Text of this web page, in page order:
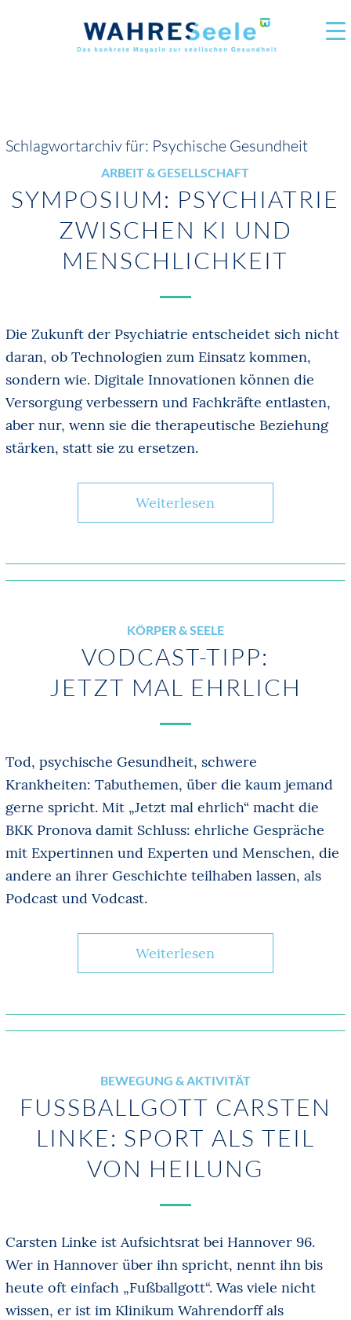
Schlagwortarchiv für: Psychische Gesundheit
ARBEIT & GESELLSCHAFT
SYMPOSIUM: PSYCHIATRIE
ZWISCHEN KI UND
MENSCHLICHKEIT
Die Zukunft der Psychiatrie entscheidet sich nicht
daran, ob Technologien zum Einsatz kommen,
sondern wie. Digitale Innovationen können die
Versorgung verbessern und Fachkräfte entlasten,
aber nur, wenn sie die therapeutische Beziehung
stärken, statt sie zu ersetzen.
Weiterlesen
KÖRPER & SEELE
VODCAST-TIPP:
JETZT MAL EHRLICH
Tod, psychische Gesundheit, schwere
Krankheiten: Tabuthemen, über die kaum jemand
gerne spricht. Mit „Jetzt mal ehrlich“ macht die
BKK Pronova damit Schluss: ehrliche Gespräche
mit Expertinnen und Experten und Menschen, die
andere an ihrer Geschichte teilhaben lassen, als
Podcast und Vodcast.
Weiterlesen
BEWEGUNG & AKTIVITÄT
FUSSBALLGOTT CARSTEN L
INKE: SPORT ALS TEIL V
ON HEILUNG
Carsten Linke ist Aufsichtsrat bei Hannover 96.
Wer in Hannover über ihn spricht, nennt ihn bis
heute oft einfach „Fußballgott“. Was viele nicht
wissen, er ist im Klinikum Wahrendorff als